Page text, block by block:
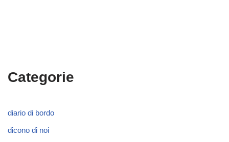
Categorie
diario di bordo
dicono di noi